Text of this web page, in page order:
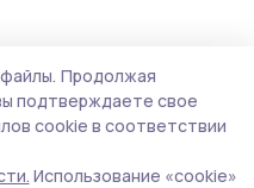
о
по применению
Продолжая
подтверждаете свое
cookie в соответствии
Использование «cookie»